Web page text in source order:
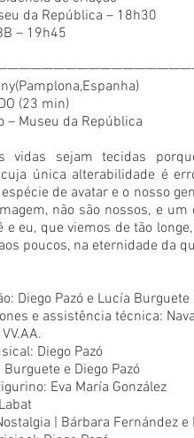
da República – 18h30
– 19h45
(23 min)
– Museu da República
vidas sejam tecidas
única alterabilidade é
de avatar e o nosso
não são nossos, e
e eu, que viemos de tão
poucos, na eternidade da
Diego Pazó e Lucía Burguete
e assistência técnica:
Diego Pazó
e Diego Pazó
Eva María González
| Bárbara Fernández